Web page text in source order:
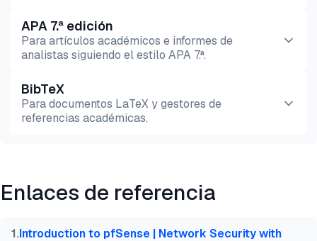
APA 7.ª edición
Para artículos académicos e informes de
analistas siguiendo el estilo APA 7.ª.
Vista previa HTML
BibTeX
Para documentos LaTeX y gestores de
referencias académicas.
@misc{dilmegani2026,
title  = {{Análisis de los 4 Mejores NGFW de
Enlaces de referencia
1.Introduction to pfSense | Network Security with